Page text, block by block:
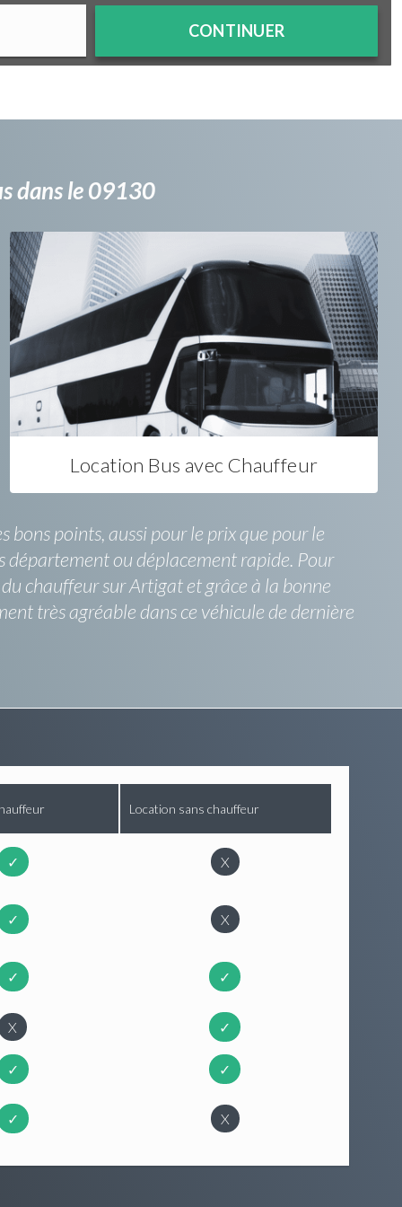
CONTINUER
dans le 09130
Location Bus avec Chauffeur
points, aussi pour le prix que pour le
ou déplacement rapide. Pour
chauffeur sur Artigat et grâce à la bonne
très agréable dans ce véhicule de dernière
Location sans chauffeur
✓ X
✓ X
✓ ✓
X ✓
✓ ✓
✓ X